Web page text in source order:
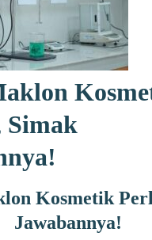
Simak
Kosmetik
Jawabannya!